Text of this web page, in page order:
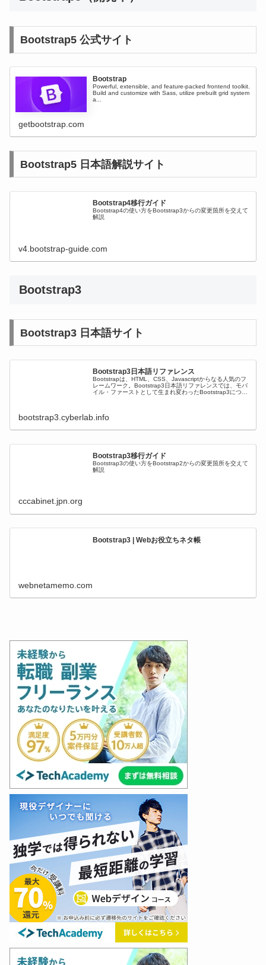
Bootstrap5 公式サイト
Bootstrap
Powerful, extensible, and feature-packed frontend toolkit.
Build and customize with Sass, utilize prebuilt grid system
a...
getbootstrap.com
Bootstrap5 日本語解説サイト
Bootstrap4移行ガイド
Bootstrap4の使い方をBootstrap3からの変更箇所を交えて
解説
v4.bootstrap-guide.com
Bootstrap3
Bootstrap3 日本語サイト
Bootstrap3日本語リファレンス
Bootstrapは、HTML、CSS、Javascriptからなる人気のフ
レームワーク。Bootstrap3日本語リファレンスでは、モバ
イル・ファーストとして生まれ変わったBootstrap3につい
bootstrap3.cyberlab.info
Bootstrap3移行ガイド
Bootstrap3の使い方をBootstrap2からの変更箇所を交えて
解説
cccabinet.jpn.org
Bootstrap3 | Webお役立ちネタ帳
webnetamemo.com